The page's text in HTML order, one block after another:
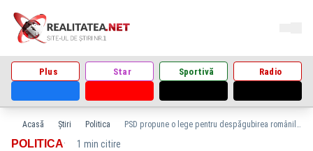
Plus Star Sportivă Radio
Acasă Știri Politica PSD propune o lege pentru despăgubirea românilor care ar fi fost prejudiciați prin indicele ROBOR
POLITICA· 1 min citire